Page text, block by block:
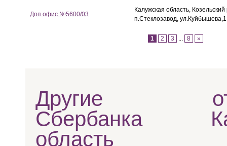
Доп.офис №5600/03
Калужская область, Козельский
п.Стеклозавод, ул.Куйбышева,1
1 2 3 ... 8 »
Другие
Сбербанка
область